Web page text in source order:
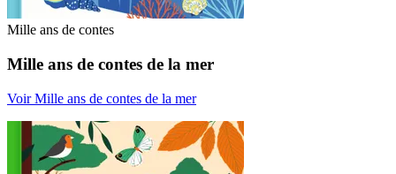
Mille ans de contes
Mille ans de contes de la mer
Voir Mille ans de contes de la mer